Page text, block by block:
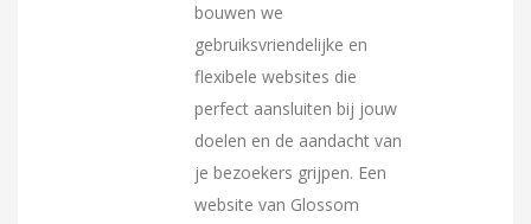
bouwen we
gebruiksvriendelijke en
flexibele websites die
perfect aansluiten bij jouw
doelen en de aandacht van
je bezoekers grijpen. Een
website van Glossom